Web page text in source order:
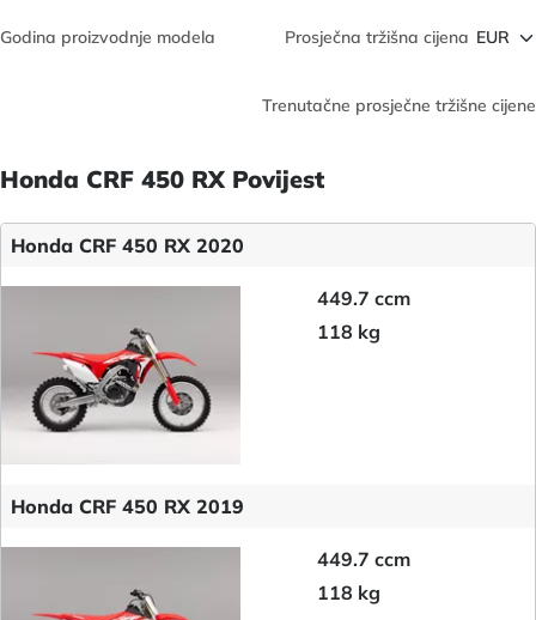
Godina proizvodnje modela Prosječna tržišna cijena
Trenutačne prosječne tržišne cijene
Honda CRF 450 RX Povijest
Honda CRF 450 RX 2020
449.7 ccm
118 kg
Honda CRF 450 RX 2019
449.7 ccm
118 kg